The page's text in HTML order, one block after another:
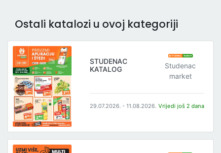
Ostali katalozi u ovoj kategoriji
STUDENAC
KATALOG
Studenac
market
29.07.2026. - 11.08.2026. Vrijedi još 2 dana